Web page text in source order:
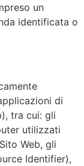
un
identificata o
di
tra cui: gli
utilizzati
Web, gli
Identifier),